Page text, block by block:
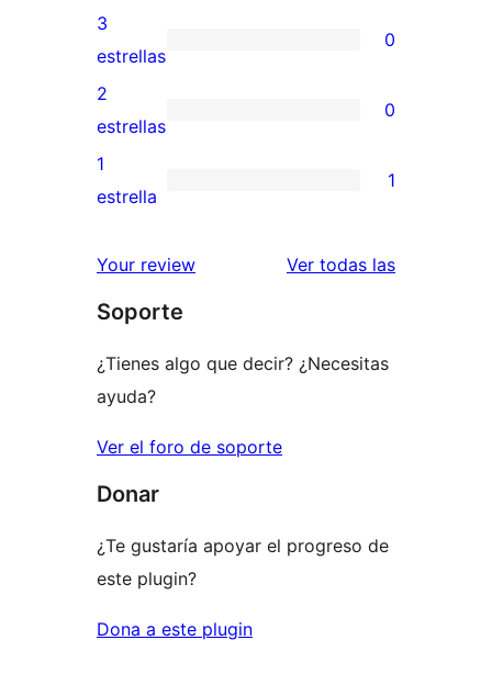
5
estrellas
valoraciones
de
4
estrellas
0
valoraciones
de
3
estrellas
3
estrellas
0
0
valoraciones
de
estrellas
2
estrellas
0
1
de
estrellas
1
estrella
1
Your review Ver todas las
Soporte
¿Tienes algo que decir? ¿Necesitas
ayuda?
Ver el foro de soporte
Donar
¿Te gustaría apoyar el progreso de
este plugin?
Dona a este plugin